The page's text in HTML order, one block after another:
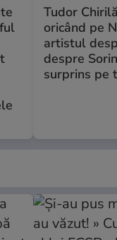
Tudor
oricând pe
artistul
despre
surprins pe